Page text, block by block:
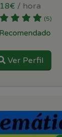
18€ / hora
(5)
Ver Perfil